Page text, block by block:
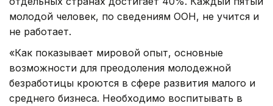
молодой человек, по сведениям ООН, не учится и
не работает.
«Как показывает мировой опыт, основные
возможности для преодоления молодежной
безработицы кроются в сфере развития малого и
среднего бизнеса. Необходимо воспитывать в